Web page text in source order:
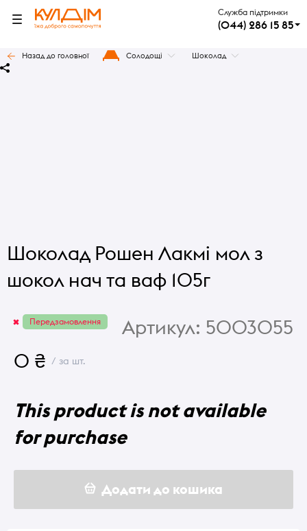
Служба підтримки
(044) 286 15 85
Назад до головної Солодощі Шоколад
Шоколад Рошен Лакмі мол з
шокол нач та ваф 105г
Передзамовлення Артикул: 5003055
0 ₴ / за шт.
This product is not available
for purchase
Додати до кошика